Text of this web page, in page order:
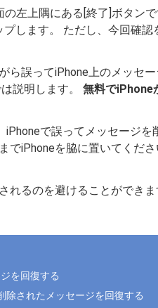
左上隅にある[終了]ボタン
します。 ただし、今回確認
ら誤ってiPhone上のメッセ
説明します。
無料でiPhone
で誤ってメッセージを
でiPhoneを脇に置いてくださ
るのを避けることができま
を回復する
除されたメッセージを回復する